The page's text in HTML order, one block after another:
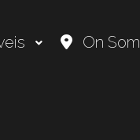
On Som